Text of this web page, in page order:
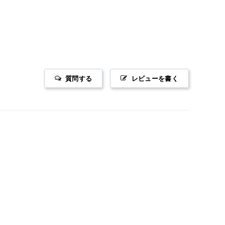
レビューを書く
質問する